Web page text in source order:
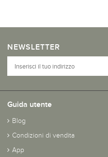
NEWSLETTER
Guida utente
Blog
Condizioni di vendita
App